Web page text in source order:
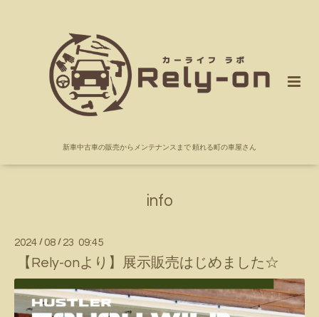
新車中古車の販売からメンテナンスまで 頼れる町の車屋さん
info
2024 / 08 / 23 09:45
【Rely-onより】展示販売はじめました☆